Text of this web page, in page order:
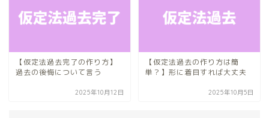
【仮定法過去完了の作り方】
過去の後悔について言う
2025年10月12日
【仮定法過去の作り方は簡
単？】形に着目すれば大丈夫
2025年10月5日